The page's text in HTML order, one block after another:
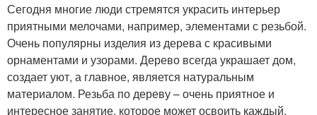
Сегодня многие люди стремятся украсить интерьер
приятными мелочами, например, элементами с резьбой.
Очень популярны изделия из дерева с красивыми
орнаментами и узорами. Дерево всегда украшает дом,
создает уют, а главное, является натуральным
материалом. Резьба по дереву – очень приятное и
интересное занятие, которое может освоить каждый,